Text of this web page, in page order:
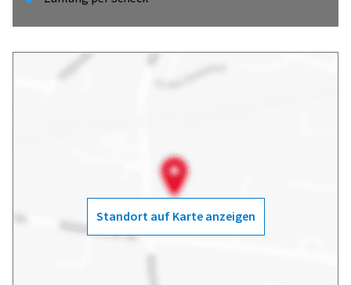
Standort auf Karte anzeigen